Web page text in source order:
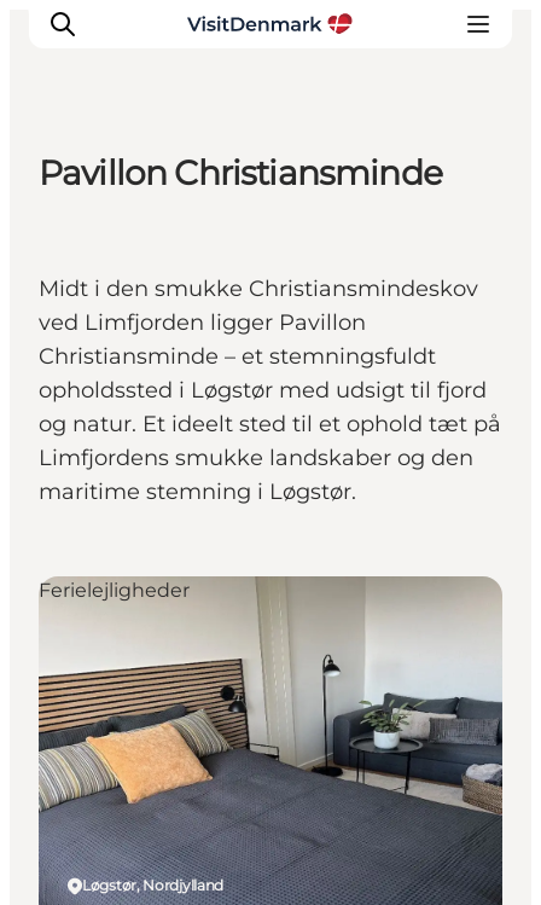
Oplevelser
Overnatning
Planlæg ferien
Pavillon Christiansminde
Midt i den smukke Christiansmindeskov
ved Limfjorden ligger Pavillon
Christiansminde – et stemningsfuldt
opholdssted i Løgstør med udsigt til fjord
og natur. Et ideelt sted til et ophold tæt på
Limfjordens smukke landskaber og den
maritime stemning i Løgstør.
Løgstør, Nordjylland
Ferielejligheder